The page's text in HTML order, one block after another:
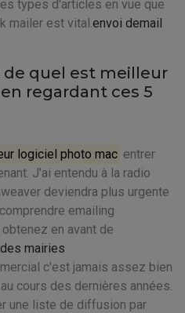
types d'articles en vue que
mailer est vital.envoi demail
de quel est meilleur
regardant ces 5
logiciel photo mac entrer
J'ai entendu à la radio
deviendra plus urgente
emailing
en avant de
mairies
c'est jamais assez bien
cours des dernières années.
une liste de diffusion par